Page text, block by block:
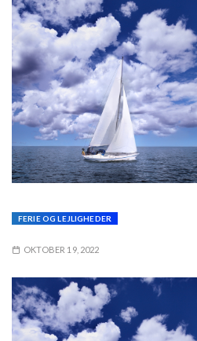
FERIE OG LEJLIGHEDER
OKTOBER 19, 2022